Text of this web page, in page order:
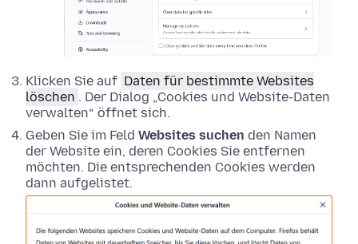
Klicken Sie auf Daten für bestimmte Websites
löschen . Der Dialog „Cookies und Website-Daten
verwalten“ öffnet sich.
Geben Sie im Feld Websites suchen den Namen
der Website ein, deren Cookies Sie entfernen
möchten. Die entsprechenden Cookies werden
dann aufgelistet.